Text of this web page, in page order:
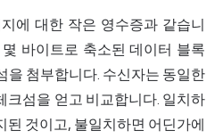
에 대한 작은 영수증과 같습니
바이트로 축소된 데이터 블록
을 첨부합니다. 수신자는 동일한
크섬을 얻고 비교합니다. 일치하
된 것이고, 불일치하면 어딘가에